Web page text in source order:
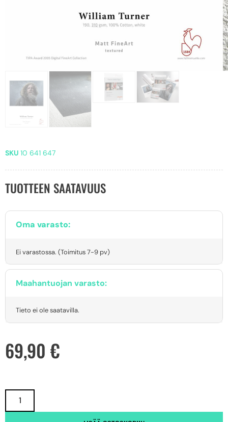
SKU 10 641 647
TUOTTEEN SAATAVUUS
Oma varasto:
Ei varastossa. (Toimitus 7-9 pv)
Maahantuojan varasto:
Tieto ei ole saatavilla.
69,90 €